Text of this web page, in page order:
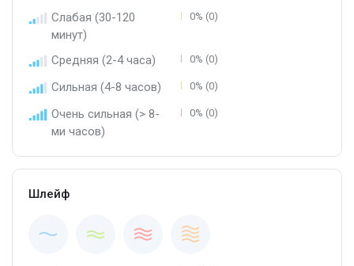
Слабая (30-120
минут)
0% (0)
Средняя (2-4 часа) 0% (0)
Сильная (4-8 часов) 0% (0)
Очень сильная (> 8-
ми часов)
0% (0)
Шлейф